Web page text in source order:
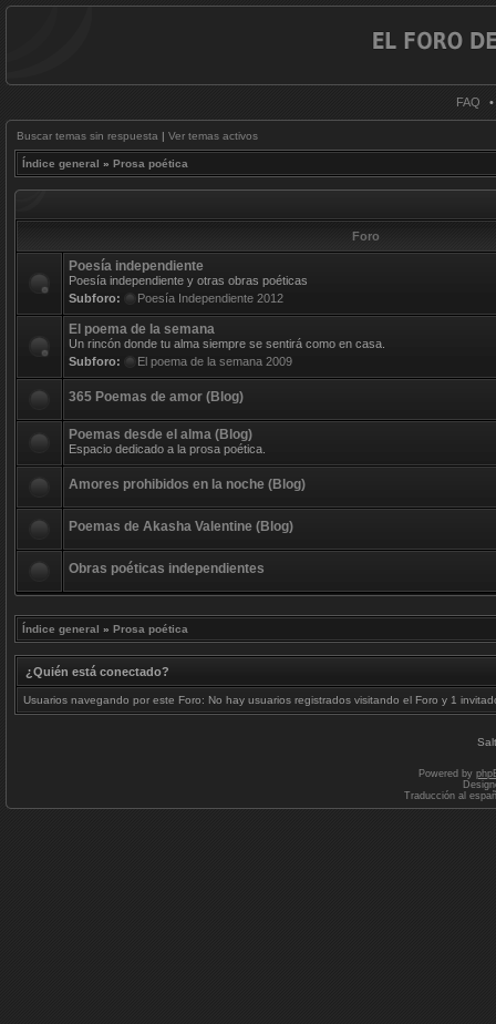
FAQ •
Buscar temas sin respuesta | Ver temas activos
Índice general » Prosa poética
Foro
Poesía independiente
Poesía independiente y otras obras poéticas
Subforo:
Poesía Independiente 2012
El poema de la semana
Un rincón donde tu alma siempre se sentirá como en casa.
Subforo:
El poema de la semana 2009
365 Poemas de amor (Blog)
Poemas desde el alma (Blog)
Espacio dedicado a la prosa poética.
Amores prohibidos en la noche (Blog)
Poemas de Akasha Valentine (Blog)
Obras poéticas independientes
Índice general » Prosa poética
¿Quién está conectado?
Usuarios navegando por este Foro: No hay usuarios registrados visitando el Foro y 1
Powered by
Traducción al